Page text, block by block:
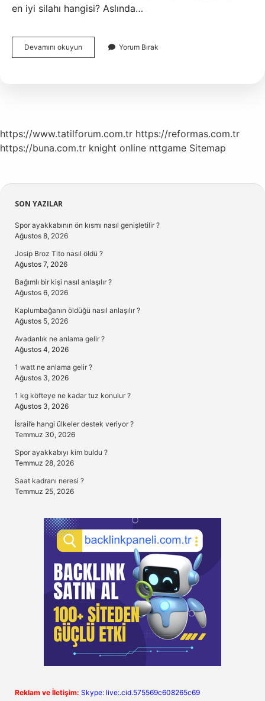
en iyi silahı hangisi? Aslında…
Devamını okuyun
Nasıl
Yorum Bırak
https://www.tatilforum.com.tr https://reformas.com.tr
https://buna.com.tr knight online nttgame Sitemap
Sidebar
SON YAZILAR
Spor ayakkabının ön kısmı nasıl genişletilir ?
Ağustos 8, 2026
Josip Broz Tito nasıl öldü ?
Ağustos 7, 2026
Bağımlı bir kişi nasıl anlaşılır ?
Ağustos 6, 2026
Kaplumbağanın öldüğü nasıl anlaşılır ?
Ağustos 5, 2026
Avadanlık ne anlama gelir ?
Ağustos 4, 2026
1 watt ne anlama gelir ?
Ağustos 3, 2026
1 kg köfteye ne kadar tuz konulur ?
Ağustos 3, 2026
İsrail’e hangi ülkeler destek veriyor ?
Temmuz 30, 2026
Spor ayakkabıyı kim buldu ?
Temmuz 28, 2026
Saat kadranı neresi ?
Temmuz 25, 2026
Reklam ve İletişim: Skype: live:.cid.575569c608265c69